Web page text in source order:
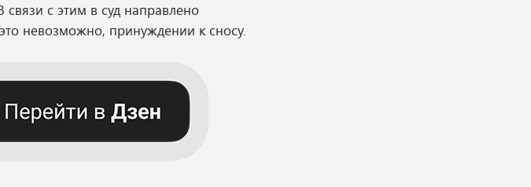
с этим в суд направлено
невозможно, принуждении к сносу.